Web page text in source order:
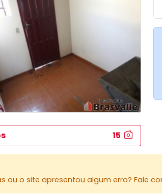
15
o site apresentou algum erro? Fale